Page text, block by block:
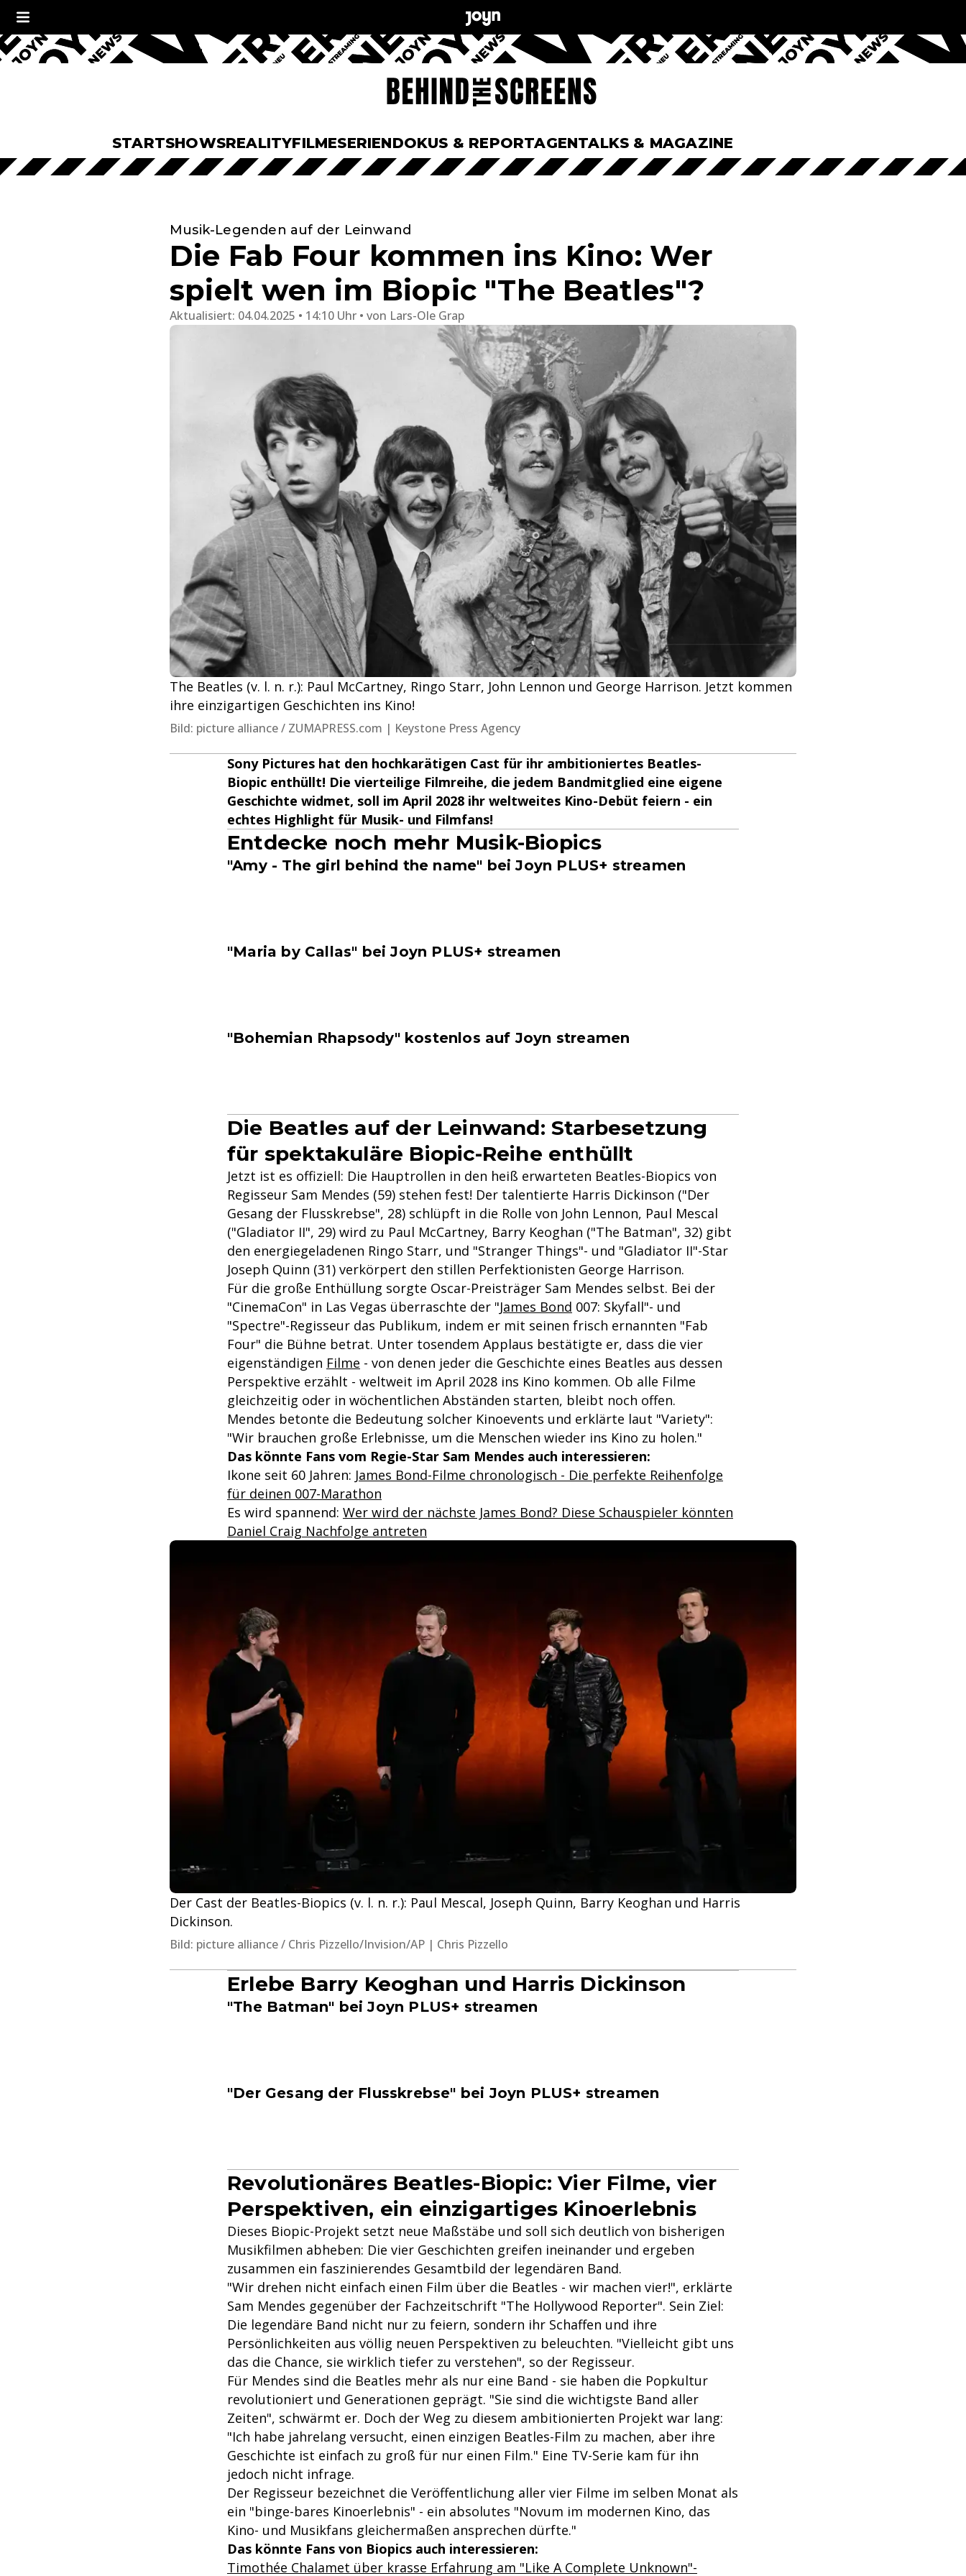
STARTSHOWSREALITYFILMESERIENDOKUS & REPORTAGENTALKS & MAGAZINE
Musik-Legenden auf der Leinwand
Die Fab Four kommen ins Kino: Wer
spielt wen im Biopic "The Beatles"?
Aktualisiert: 04.04.2025 • 14:10 Uhr von Lars-Ole Grap
The Beatles (v. l. n. r.): Paul McCartney, Ringo Starr, John Lennon und George Harrison. Jetzt kommen
ihre einzigartigen Geschichten ins Kino!
Bild: picture alliance / ZUMAPRESS.com | Keystone Press Agency
Sony Pictures hat den hochkarätigen Cast für ihr ambitioniertes Beatles-
Biopic enthüllt! Die vierteilige Filmreihe, die jedem Bandmitglied eine eigene
Geschichte widmet, soll im April 2028 ihr weltweites Kino-Debüt feiern - ein
echtes Highlight für Musik- und Filmfans!
Entdecke noch mehr Musik-Biopics
"Amy - The girl behind the name" bei Joyn PLUS+ streamen
"Maria by Callas" bei Joyn PLUS+ streamen
"Bohemian Rhapsody" kostenlos auf Joyn streamen
Die Beatles auf der Leinwand: Starbesetzung
für spektakuläre Biopic-Reihe enthüllt
Jetzt ist es offiziell: Die Hauptrollen in den heiß erwarteten Beatles-Biopics von
Regisseur Sam Mendes (59) stehen fest! Der talentierte Harris Dickinson ("Der
Gesang der Flusskrebse", 28) schlüpft in die Rolle von John Lennon, Paul Mescal
("Gladiator II", 29) wird zu Paul McCartney, Barry Keoghan ("The Batman", 32) gibt
den energiegeladenen Ringo Starr, und "Stranger Things"- und "Gladiator II"-Star
Joseph Quinn (31) verkörpert den stillen Perfektionisten George Harrison.
Für die große Enthüllung sorgte Oscar-Preisträger Sam Mendes selbst. Bei der
"CinemaCon" in Las Vegas überraschte der "James Bond 007: Skyfall"- und
"Spectre"-Regisseur das Publikum, indem er mit seinen frisch ernannten "Fab
Four" die Bühne betrat. Unter tosendem Applaus bestätigte er, dass die vier
eigenständigen Filme - von denen jeder die Geschichte eines Beatles aus dessen
Perspektive erzählt - weltweit im April 2028 ins Kino kommen. Ob alle Filme
gleichzeitig oder in wöchentlichen Abständen starten, bleibt noch offen.
Mendes betonte die Bedeutung solcher Kinoevents und erklärte laut "Variety":
"Wir brauchen große Erlebnisse, um die Menschen wieder ins Kino zu holen."
Das könnte Fans vom Regie-Star Sam Mendes auch interessieren:
Ikone seit 60 Jahren: James Bond-Filme chronologisch - Die perfekte Reihenfolge
für deinen 007-Marathon
Es wird spannend: Wer wird der nächste James Bond? Diese Schauspieler könnten
Daniel Craig Nachfolge antreten
Der Cast der Beatles-Biopics (v. l. n. r.): Paul Mescal, Joseph Quinn, Barry Keoghan und Harris
Dickinson.
Bild: picture alliance / Chris Pizzello/Invision/AP | Chris Pizzello
Erlebe Barry Keoghan und Harris Dickinson
"The Batman" bei Joyn PLUS+ streamen
"Der Gesang der Flusskrebse" bei Joyn PLUS+ streamen
Revolutionäres Beatles-Biopic: Vier Filme, vier
Perspektiven, ein einzigartiges Kinoerlebnis
Dieses Biopic-Projekt setzt neue Maßstäbe und soll sich deutlich von bisherigen
Musikfilmen abheben: Die vier Geschichten greifen ineinander und ergeben
zusammen ein faszinierendes Gesamtbild der legendären Band.
"Wir drehen nicht einfach einen Film über die Beatles - wir machen vier!", erklärte
Sam Mendes gegenüber der Fachzeitschrift "The Hollywood Reporter". Sein Ziel:
Die legendäre Band nicht nur zu feiern, sondern ihr Schaffen und ihre
Persönlichkeiten aus völlig neuen Perspektiven zu beleuchten. "Vielleicht gibt uns
das die Chance, sie wirklich tiefer zu verstehen", so der Regisseur.
Für Mendes sind die Beatles mehr als nur eine Band - sie haben die Popkultur
revolutioniert und Generationen geprägt. "Sie sind die wichtigste Band aller
Zeiten", schwärmt er. Doch der Weg zu diesem ambitionierten Projekt war lang:
"Ich habe jahrelang versucht, einen einzigen Beatles-Film zu machen, aber ihre
Geschichte ist einfach zu groß für nur einen Film." Eine TV-Serie kam für ihn
jedoch nicht infrage.
Der Regisseur bezeichnet die Veröffentlichung aller vier Filme im selben Monat als
ein "binge-bares Kinoerlebnis" - ein absolutes "Novum im modernen Kino, das
Kino- und Musikfans gleichermaßen ansprechen dürfte."
Das könnte Fans von Biopics auch interessieren:
Timothée Chalamet über krasse Erfahrung am "Like A Complete Unknown"-